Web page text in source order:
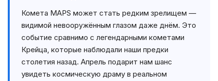
Комета MAPS может стать редким зрелищем —
видимой невооружённым глазом даже днём. Это
событие сравнимо с легендарными кометами
Крейца, которые наблюдали наши предки
столетия назад. Апрель подарит нам шанс
увидеть космическую драму в реальном